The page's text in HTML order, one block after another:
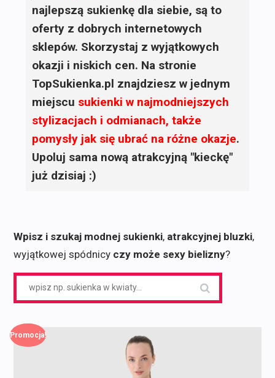
najlepszą sukienkę dla siebie, są to
oferty z dobrych internetowych
sklepów. Skorzystaj z wyjątkowych
okazji i niskich cen. Na stronie
TopSukienka.pl znajdziesz w jednym
miejscu sukienki w najmodniejszych
stylizacjach i odmianach, także
pomysły jak się ubrać na różne okazje.
Upoluj sama nową atrakcyjną "kieckę"
już dzisiaj :)
Wpisz i szukaj modnej sukienki, atrakcyjnej bluzki,
wyjątkowej spódnicy czy może sexy bielizny?
Promocja!